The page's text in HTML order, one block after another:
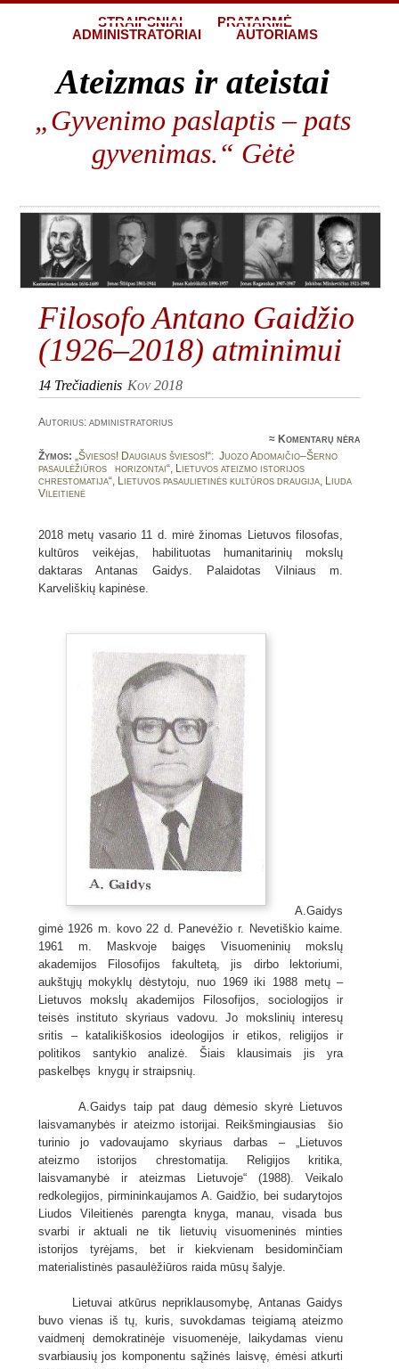
STRAIPSNIAI
PRATARMĖ
ADMINISTRATORIAI
AUTORIAMS
Ateizmas ir ateistai
„Gyvenimo paslaptis – pats
gyvenimas.“ Gėtė
Filosofo Antano Gaidžio
(1926–2018) atminimui
14 Trečiadienis Kov 2018
Autorius: administratorius
≈ Komentarų nėra
Žymos: „Šviesos! Daugiaus šviesos!“: Juozo Adomaičio–Šerno
pasaulėžiūros horizontai“, Lietuvos ateizmo istorijos
chrestomatija“, Lietuvos pasaulietinės kultūros draugija, Liuda
Vileitienė
2018 metų vasario 11 d. mirė žinomas Lietuvos filosofas,
kultūros veikėjas, habilituotas humanitarinių mokslų
daktaras Antanas Gaidys. Palaidotas Vilniaus m.
Karveliškių kapinėse.
A.Gaidys
gimė 1926 m. kovo 22 d. Panevėžio r. Nevetiškio kaime.
1961 m. Maskvoje baigęs Visuomeninių mokslų
akademijos Filosofijos fakultetą, jis dirbo lektoriumi,
aukštųjų mokyklų dėstytoju, nuo 1969 iki 1988 metų –
Lietuvos mokslų akademijos Filosofijos, sociologijos ir
teisės instituto skyriaus vadovu. Jo mokslinių interesų
sritis – katalikiškosios ideologijos ir etikos, religijos ir
politikos santykio analizė. Šiais klausimais jis yra
paskelbęs knygų ir straipsnių.
A.Gaidys taip pat daug dėmesio skyrė Lietuvos
laisvamanybės ir ateizmo istorijai. Reikšmingiausias šio
turinio jo vadovaujamo skyriaus darbas – „Lietuvos
ateizmo istorijos chrestomatija. Religijos kritika,
laisvamanybė ir ateizmas Lietuvoje“ (1988). Veikalo
redkolegijos, pirmininkaujamos A. Gaidžio, bei sudarytojos
Liudos Vileitienės parengta knyga, manau, visada bus
svarbi ir aktuali ne tik lietuvių visuomeninės minties
istorijos tyrėjams, bet ir kiekvienam besidominčiam
materialistinės pasaulėžiūros raida mūsų šalyje.
Lietuvai atkūrus nepriklausomybę, Antanas Gaidys
buvo vienas iš tų, kuris, suvokdamas teigiamą ateizmo
vaidmenį demokratinėje visuomenėje, laikydamas vienu
svarbiausių jos komponentu sąžinės laisvę, ėmėsi atkurti